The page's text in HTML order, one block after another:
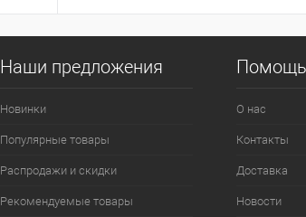
Наши предложения
Новинки
Популярные товары
Распродажи и скидки
Рекомендуемые товары
Помощь
О нас
Контакты
Доставка
Новости